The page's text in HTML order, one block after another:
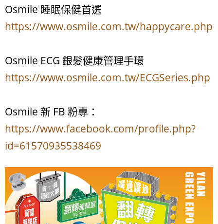
Osmile 睡眠保健首選
https://www.osmile.com.tw/happycare.php
Osmile ECG 銀髮健康管理手環
https://www.osmile.com.tw/ECGSeries.php
Osmile 新 FB 粉專：
https://www.facebook.com/profile.php?
id=61570935538469